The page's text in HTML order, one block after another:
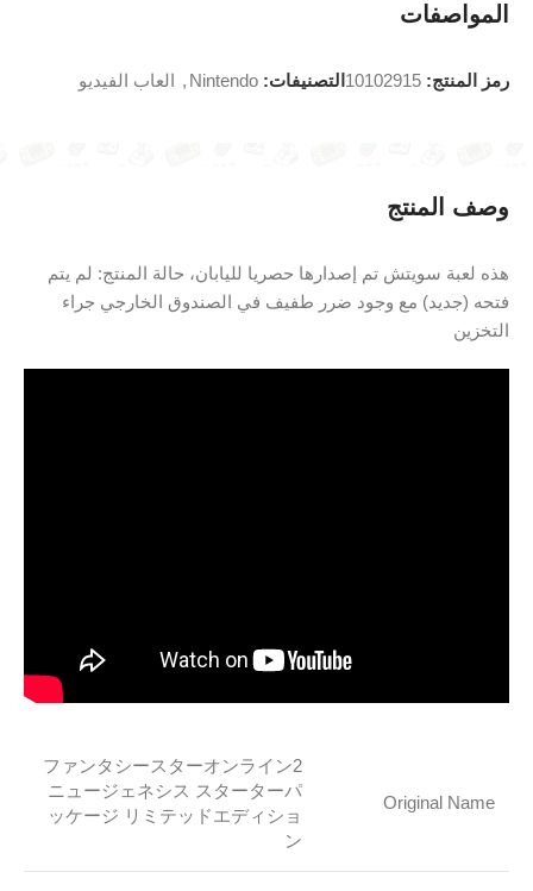
وصف المنتج
هذه لعبة سويتش تم إصدارها حصريا لليابان، حالة المنتج: لم يتم
فتحه (جديد) مع وجود ضرر طفيف في الصندوق الخارجي جراء
التخزين
Original Name
ファンタシースターオンライン2
ニュージェネシス スターターパ
ッケージ リミテッドエディショ
ン
المواصفات
رمز المنتج: 10102915 التصنيفات: Nintendo
, العاب الفيديو